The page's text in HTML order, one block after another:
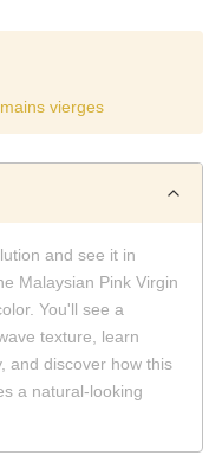
vierges
and see it in
Malaysian Pink Virgin
You'll see a
texture, learn
and discover how this
a natural-looking